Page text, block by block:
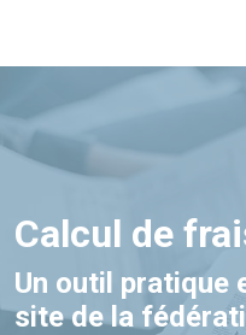
Calcul de
Un outil pratique
site de la